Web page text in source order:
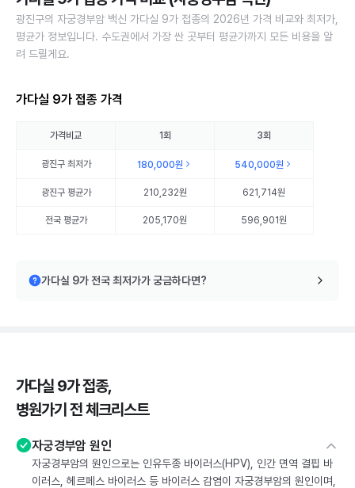
광진구의 자궁경부암 백신 가다실 9가 접종의 2026년 가격 비교와 최저가,
평균가 정보입니다. 수도권에서 가장 싼 곳부터 평균가까지 모든 비용을 알
려 드릴게요.
가다실 9가 접종 가격
가격비교 1회 3회
광진구최저가 180,000원 540,000원
광진구평균가 210,232원 621,714원
전국 평균가 205,170원 596,901원
가다실 9가 전국 최저가가 궁금하다면?
가다실 9가 접종,
병원가기 전 체크리스트
자궁경부암 원인
자궁경부암의 원인으로는 인유두종 바이러스(HPV), 인간 면역 결핍 바
이러스, 헤르페스 바이러스 등 바이러스 감염이 자궁경부암의 원인이며,